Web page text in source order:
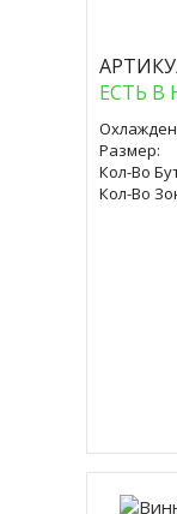
ЕСТЬ
Размер:
Кол-Во
Кол-Во